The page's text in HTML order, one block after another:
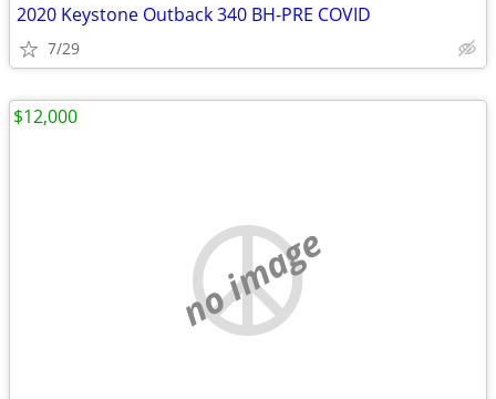
2020 Keystone Outback 340 BH-PRE COVID
7/29
no image
$12,000